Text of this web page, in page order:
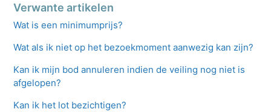
Verwante artikelen
Wat is een minimumprijs?
Wat als ik niet op het bezoekmoment aanwezig kan zijn?
Kan ik mijn bod annuleren indien de veiling nog niet is
afgelopen?
Kan ik het lot bezichtigen?